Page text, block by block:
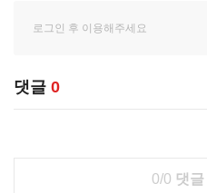
댓글 0
0/0 댓글